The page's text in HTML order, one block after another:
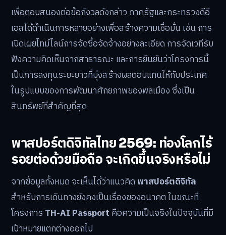
เพื่อตอบสนองต่อข้อกังวลดังกล่าว ภาครัฐและกระทรวงดีอี
เอสได้ดำเนินการหลายอย่างเพื่อสร้างความเชื่อมั่น เช่น การ
เปิดเผยไทม์ไลน์การจัดซื้อจัดจ้างอย่างละเอียด การจัดเวทีรับ
ฟังความคิดเห็นจากสาธารณะ และการยืนยันว่าโครงการนี้
เป็นการลงทุนระยะยาวที่มุ่งสร้างผลตอบแทนให้กับประเทศ
ในรูปแบบของการพัฒนาศักยภาพของพลเมือง ซึ่งเป็น
สินทรัพย์ที่สำคัญที่สุด
พาสปอร์ตดิจิทัลไทย 2569: ท่องโลกไร้
รอยต่อด้วยมือถือ จะเกิดขึ้นจริงหรือไม่
จากข้อมูลทั้งหมด จะเห็นได้ว่าแนวคิด พาสปอร์ตดิจิทัล
สำหรับการเดินทางยังคงเป็นเรื่องของอนาคต ในขณะที่
โครงการ TH-AI Passport คือความเป็นจริงในปัจจุบันที่มี
เป้าหมายแตกต่างออกไป